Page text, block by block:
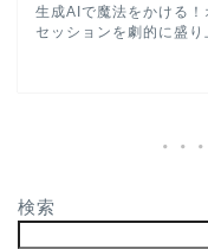
生成AIで魔法をかける
セッションを劇的に盛り
検索